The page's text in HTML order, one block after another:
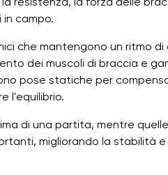
campo.
che mantengono un ritmo
dei muscoli di braccia e
pose statiche per
l'equilibrio.
di una partita, mentre
migliorando la stabilità e